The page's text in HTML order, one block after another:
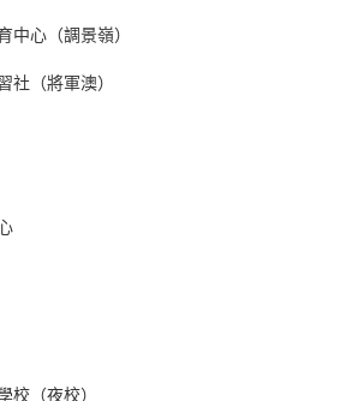
中心（調景嶺）
社（將軍澳）
校（夜校）